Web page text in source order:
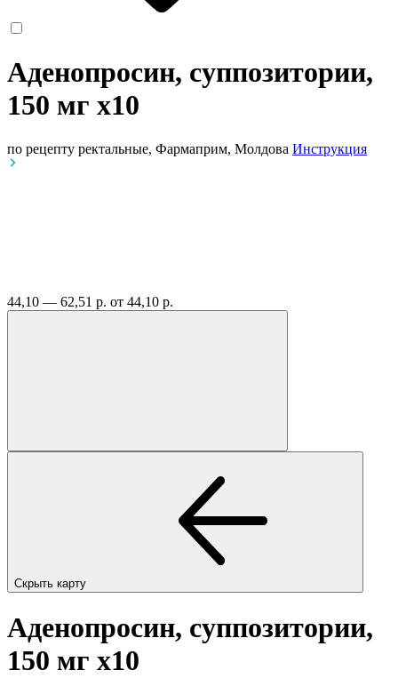
Аденопросин, суппозитории,
150 мг x10
по рецепту ректальные, Фармаприм, Молдова Инструкция
44,10 — 62,51 р. от 44,10 р.
Скрыть карту
Аденопросин, суппозитории,
150 мг x10